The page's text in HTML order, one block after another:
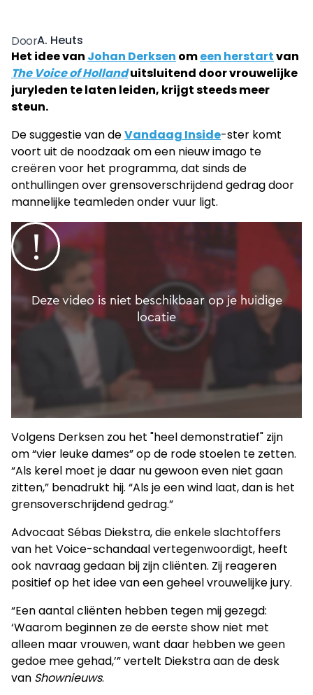
DoorA. Heuts
Het idee van Johan Derksen omeen herstartvan
The Voice of Hollanduitsluitend door vrouwelijke
juryleden te laten leiden, krijgt steeds meer
steun.
De suggestie van deVandaag Inside-ster komt
voort uit de noodzaak om een nieuw imago te
creëren voor het programma, dat sinds de
onthullingen over grensoverschrijdend gedrag door
mannelijke teamleden onder vuur ligt.
Volgens Derksen zou het "heel demonstratief" zijn
om “vier leuke dames” op de rode stoelen te zetten.
“Als kerel moet je daar nu gewoon even niet gaan
zitten,” benadrukt hij. “Als je een wind laat, dan is het
grensoverschrijdend gedrag.”
Advocaat Sébas Diekstra, die enkele slachtoffers
van het Voice-schandaal vertegenwoordigt, heeft
ook navraag gedaan bij zijn cliënten. Zij reageren
positief op het idee van een geheel vrouwelijke jury.
“Een aantal cliënten hebben tegen mij gezegd:
‘Waarom beginnen ze de eerste show niet met
alleen maar vrouwen, want daar hebben we geen
gedoe mee gehad,’” vertelt Diekstra aan de desk
van Shownieuws.